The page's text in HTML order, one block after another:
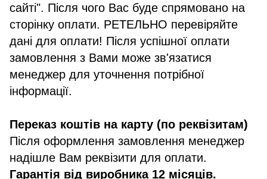
сайті". Після чого Вас буде спрямовано на
сторінку оплати. РЕТЕЛЬНО перевіряйте
дані для оплати! Після успішної оплати
замовлення з Вами може зв'язатися
менеджер для уточнення потрібної
інформації.
Переказ коштів на карту (по реквізитам)
Після оформлення замовлення менеджер
надішле Вам реквізити для оплати.
Гарантія від виробника 12 місяців.